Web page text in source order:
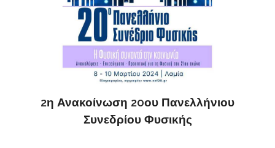
2η Ανακοίνωση 20ου Πανελλήνιου
Συνεδρίου Φυσικής